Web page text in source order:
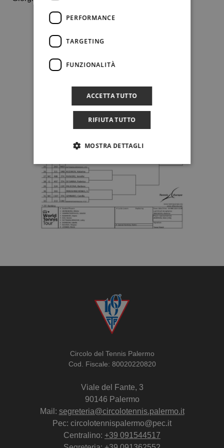
Circolo del Tennis Palermo
Cod. Fiscale: 80020220820
Viale del Fante, 3
90146 Palermo
Mail: segreteria@circolotennis.palermo.it
Pec: circolotennispalermo@pec.it
Centralino: +39 091544517
PERFORMANCE
TARGETING
FUNZIONALITÀ
ACCETTA TUTTO
RIFIUTA TUTTO
MOSTRA DETTAGLI